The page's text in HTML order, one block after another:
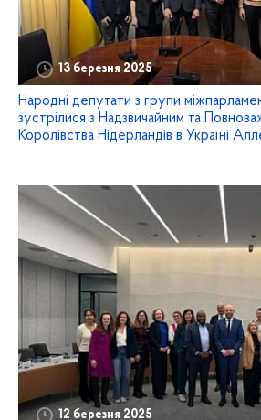
13 березня 2025
Народні депутати з групи
зустрілися з Надзвичайним та
Королівства Нідерландів в Україні
12 березня 2025